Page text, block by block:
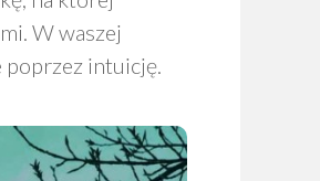
W waszej
poprzez intuicję.